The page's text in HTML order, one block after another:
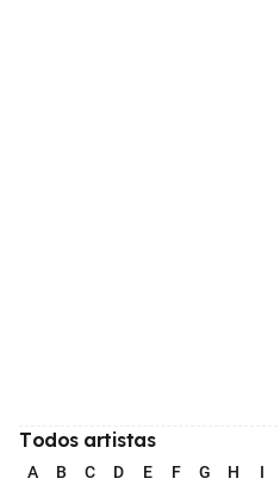
Todos artistas
A B C D E F G H I